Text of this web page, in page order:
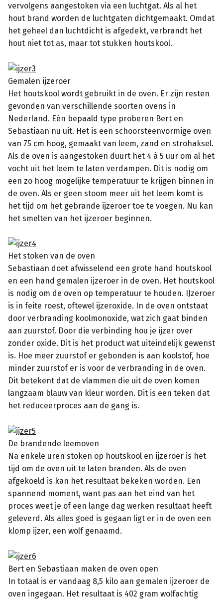
vervolgens aangestoken via een luchtgat. Als al het
hout brand worden de luchtgaten dichtgemaakt. Omdat
het geheel dan luchtdicht is afgedekt, verbrandt het
hout niet tot as, maar tot stukken houtskool.
Gemalen ijzeroer
Het houtskool wordt gebruikt in de oven. Er zijn resten
gevonden van verschillende soorten ovens in
Nederland. Eén bepaald type proberen Bert en
Sebastiaan nu uit. Het is een schoorsteenvormige oven
van 75 cm hoog, gemaakt van leem, zand en strohaksel.
Als de oven is aangestoken duurt het 4 à 5 uur om al het
vocht uit het leem te laten verdampen. Dit is nodig om
een zo hoog mogelijke temperatuur te krijgen binnen in
de oven. Als er geen stoom meer uit het leem komt is
het tijd om het gebrande ijzeroer toe te voegen. Nu kan
het smelten van het ijzeroer beginnen.
Het stoken van de oven
Sebastiaan doet afwisselend een grote hand houtskool
en een hand gemalen ijzeroer in de oven. Het houtskool
is nodig om de oven op temperatuur te houden. IJzeroer
is in feite roest, oftewel ijzeroxide. In de oven ontstaat
door verbranding koolmonoxide, wat zich gaat binden
aan zuurstof. Door die verbinding hou je ijzer over
zonder oxide. Dit is het product wat uiteindelijk gewenst
is. Hoe meer zuurstof er gebonden is aan koolstof, hoe
minder zuurstof er is voor de verbranding in de oven.
Dit betekent dat de vlammen die uit de oven komen
langzaam blauw van kleur worden. Dit is een teken dat
het reduceerproces aan de gang is.
De brandende leemoven
Na enkele uren stoken op houtskool en ijzeroer is het
tijd om de oven uit te laten branden. Als de oven
afgekoeld is kan het resultaat bekeken worden. Een
spannend moment, want pas aan het eind van het
proces weet je of een lange dag werken resultaat heeft
geleverd. Als alles goed is gegaan ligt er in de oven een
klomp ijzer, een wolf genaamd.
Bert en Sebastiaan maken de oven open
In totaal is er vandaag 8,5 kilo aan gemalen ijzeroer de
oven ingegaan. Het resultaat is 402 gram wolfachtig